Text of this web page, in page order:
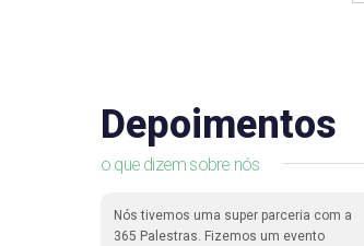
o que dizem sobre nós
Depoimentos
Nós tivemos uma super parceria com a
365 Palestras. Fizemos um evento